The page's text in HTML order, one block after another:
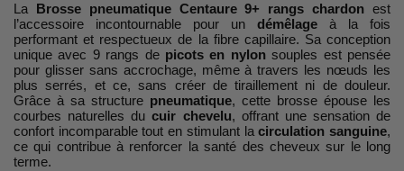
La Brosse pneumatique Centaure 9+ rangs chardon est
l’accessoire incontournable pour un démêlage à la fois
performant et respectueux de la fibre capillaire. Sa conception
unique avec 9 rangs de picots en nylonsouples est pensée
pour glisser sans accrochage, même à travers les nœuds les
plus serrés, et ce, sans créer de tiraillement ni de douleur.
Grâce à sa structure pneumatique, cette brosse épouse les
courbes naturelles ducuir chevelu, offrant une sensation de
confort incomparable tout en stimulant lacirculation sanguine,
ce qui contribue à renforcer la santé des cheveux sur le long
terme.